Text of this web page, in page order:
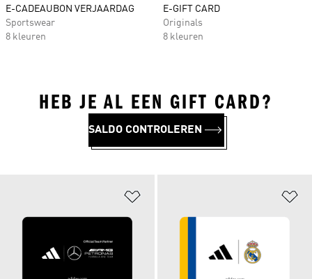
E-CADEAUBON VERJAARDAG
Sportswear
8 kleuren
E-GIFT CARD
Originals
8 kleuren
HEB JE AL EEN GIFT CARD?
SALDO CONTROLEREN